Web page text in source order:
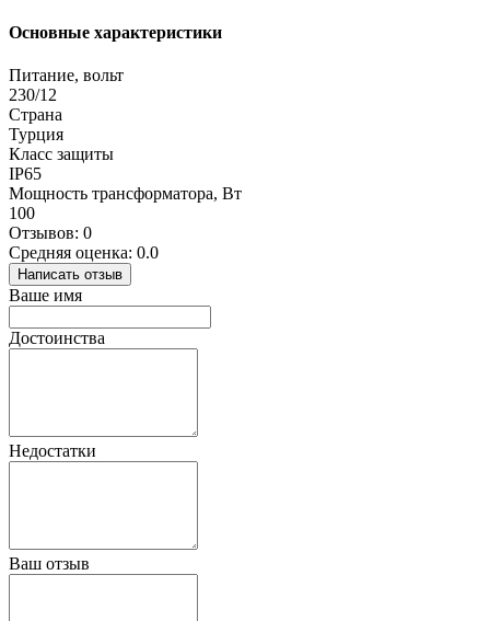
Основные характеристики
Питание, вольт
230/12
Страна
Турция
Класс защиты
IP65
Мощность трансформатора, Вт
100
Отзывов: 0
Средняя оценка: 0.0
Написать отзыв
Ваше имя
Достоинства
Недостатки
Ваш отзыв